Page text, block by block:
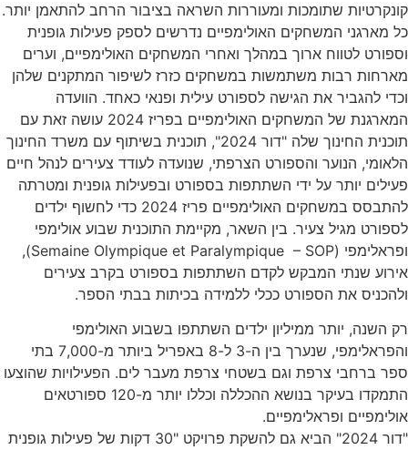
קונקרטיות שתומכות ומעוררות השראה בציבור הרחב להתאמן יותר.
כל מארגני המשחקים האולימפיים נדרשים לספק פעילות גופנית
וספורט לטווח ארוך במהלך ואחרי המשחקים האולימפיים, וערים
מארחות רבות משתמשות במשחקים כזרז לשיפור המתקנים שלהן
וכדי להגביר את הגישה לספורט עילית ופנאי כאחד. הוועדה
המארגנת של המשחקים האולימפיים בפריז 2024 עושה זאת עם
תוכנית החינוך שלה "דור 2024", תוכנית בשיתוף עם משרד החינוך
הלאומי, הנוער והספורט הצרפתי, שנועדה לעודד צעירים לנהל חיים
פעילים יותר על ידי השתתפות בספורט ובפעילות גופנית ומטרתה
להתבסס במשחקים האולימפיים פריז 2024 כדי לחשוף ילדים
לספורט מגיל צעיר. בין השאר, מקיימת התוכנית שבוע אולימפי
ופראלימפי (Semaine Olympique et Paralympique – SOP),
אירוע שנתי המבקש לקדם השתתפות בספורט בקרב צעירים
ולהכניס את הספורט ככלי ללמידה בכיתות בבתי הספר.
רק השנה, יותר ממיליון ילדים השתתפו בשבוע האולימפי
והפראלימפי, שנערך בין ה-3 ל-8 באפריל ביותר מ-7,000 בתי
ספר ברחבי צרפת וגם בשטחי צרפת מעבר לים. הפעילויות שהוצעו
התמקדו בעיקר בנושא ההכללה וכללו יותר מ-120 ספורטאים
אולימפיים ופראלימפיים.
"דור 2024" הביא גם להשקת פרויקט "30 דקות של פעילות גופנית